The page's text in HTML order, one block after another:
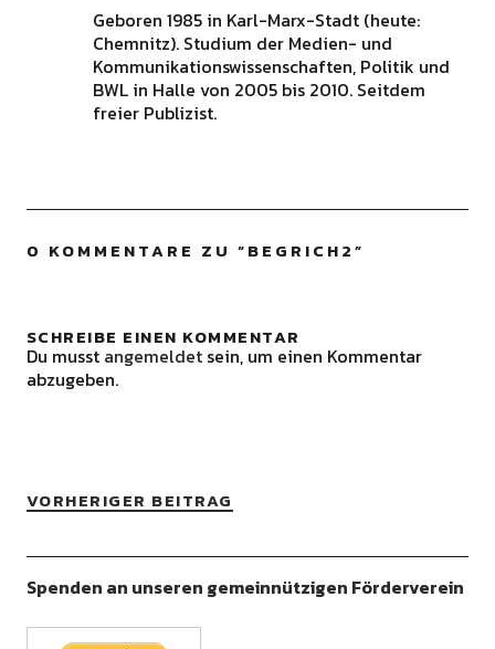
Geboren 1985 in Karl-Marx-Stadt (heute:
Chemnitz). Studium der Medien- und
Kommunikationswissenschaften, Politik und
BWL in Halle von 2005 bis 2010. Seitdem
freier Publizist.
0 KOMMENTARE ZU “BEGRICH2”
SCHREIBE EINEN KOMMENTAR
Du musst angemeldetsein, um einen Kommentar
abzugeben.
VORHERIGER BEITRAG
Spenden an unseren gemeinnützigen Förderverein